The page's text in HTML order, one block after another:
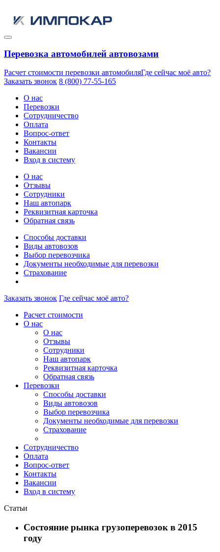
Перевозка автомобилей автовозами
Расчет стоимости перевозки автомобиляГде сейчас моё авто?
Заказать звонок 8 (800) 77-55-165
О нас
Перевозки
Сотрудничество
Оплата
Вопрос-ответ
Контакты
Вакансии
Вход в систему
О нас
Отзывы
Сотрудники
Наш автопарк
Реквизитная карточка
Обратная связь
Способы доставки
Виды автовозов
Выбор перевозчика
Документы необходимые для перевозки
Страхование
Заказать звонок Где сейчас моё авто?
Расчет стоимости
О нас
О нас
Отзывы
Сотрудники
Наш автопарк
Реквизитная карточка
Обратная связь
Перевозки
Способы доставки
Виды автовозов
Выбор перевозчика
Документы необходимые для перевозки
Страхование
Сотрудничество
Оплата
Вопрос-ответ
Контакты
Вакансии
Вход в систему
Статьи
Состояние рынка грузоперевозок в 2015
году